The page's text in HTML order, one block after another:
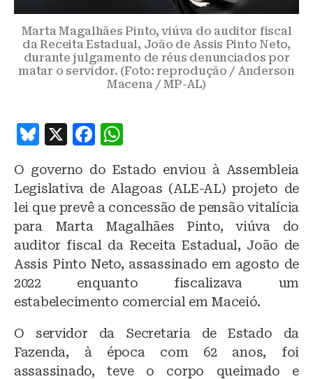
Marta Magalhães Pinto, viúva do auditor fiscal
da Receita Estadual, João de Assis Pinto Neto,
durante julgamento de réus denunciados por
matar o servidor. (Foto: reprodução / Anderson
Macena / MP-AL)
B
e
s
k
y
X
F
c
e
b
o
o
k
at
s
A
p
p
O governo do Estado enviou à Assembleia
Legislativa de Alagoas (ALE-AL) projeto de
lei que prevê a concessão de pensão vitalícia
para Marta Magalhães Pinto, viúva do
auditor fiscal da Receita Estadual, João de
Assis Pinto Neto, assassinado em agosto de
2022 enquanto fiscalizava um
estabelecimento comercial em Maceió.
O servidor da Secretaria de Estado da
Fazenda, à época com 62 anos, foi
assassinado, teve o corpo queimado e